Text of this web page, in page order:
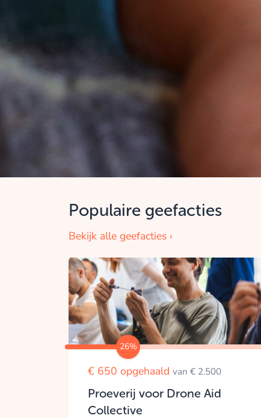
Populaire geefacties
Bekijk alle geefacties ›
26%
€ 650 opgehaald van € 2.500
Proeverij voor Drone Aid
Collective